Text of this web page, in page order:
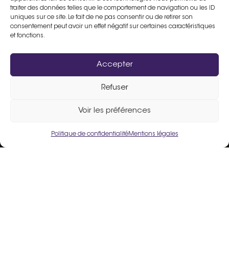
traiter des données telles que le comportement de navigation ou les ID
uniques sur ce site. Le fait de ne pas consentir ou de retirer son
consentement peut avoir un effet négatif sur certaines caractéristiques
et fonctions.
Accepter
Refuser
Voir les préférences
Politique de confidentialitéMentions légales
Un site fièrement propulsé parFlers Agglo.